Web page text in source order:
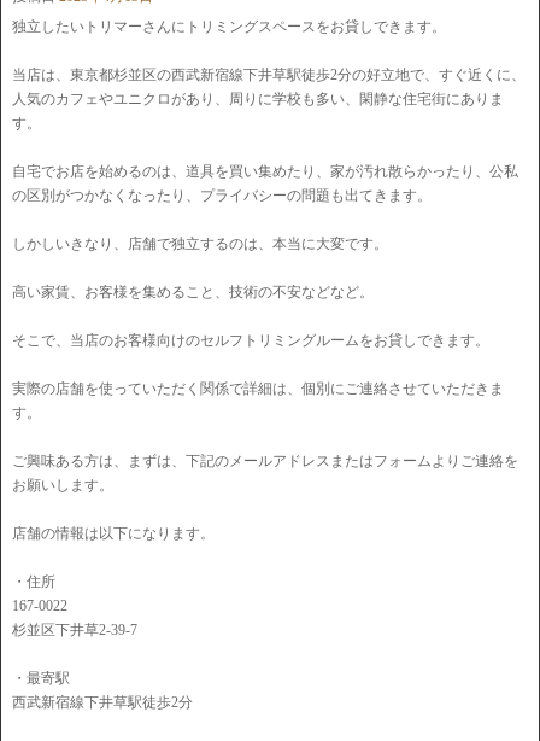
独立したいトリマーさんにトリミングスペースをお貸しできます。
当店は、東京都杉並区の西武新宿線下井草駅徒歩2分の好立地で、すぐ近くに、
人気のカフェやユニクロがあり、周りに学校も多い、閑静な住宅街にありま
す。
自宅でお店を始めるのは、道具を買い集めたり、家が汚れ散らかったり、公私
の区別がつかなくなったり、プライバシーの問題も出てきます。
しかしいきなり、店舗で独立するのは、本当に大変です。
高い家賃、お客様を集めること、技術の不安などなど。
そこで、当店のお客様向けのセルフトリミングルームをお貸しできます。
実際の店舗を使っていただく関係で詳細は、個別にご連絡させていただきま
す。
ご興味ある方は、まずは、下記のメールアドレスまたはフォームよりご連絡を
お願いします。
店舗の情報は以下になります。
・住所
167-0022
杉並区下井草2-39-7
・最寄駅
西武新宿線下井草駅徒歩2分